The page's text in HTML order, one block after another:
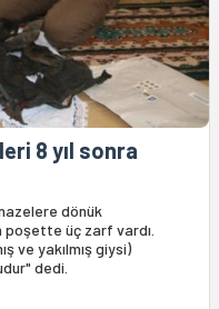
8 yıl sonra
dönük
poşette üç zarf vardı.
ve yakılmış giysi)
dedi.